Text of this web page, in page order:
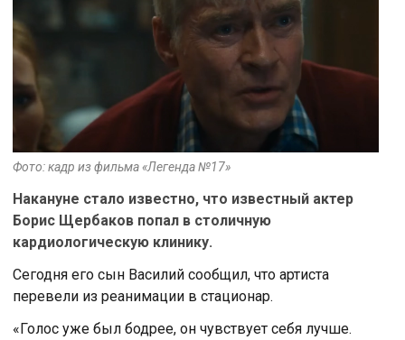
Фото: кадр из фильма «Легенда №17»
Накануне стало известно, что известный актер
Борис Щербаков попал в столичную
кардиологическую клинику.
Сегодня его сын Василий сообщил, что артиста
перевели из реанимации в стационар.
«Голос уже был бодрее, он чувствует себя лучше.